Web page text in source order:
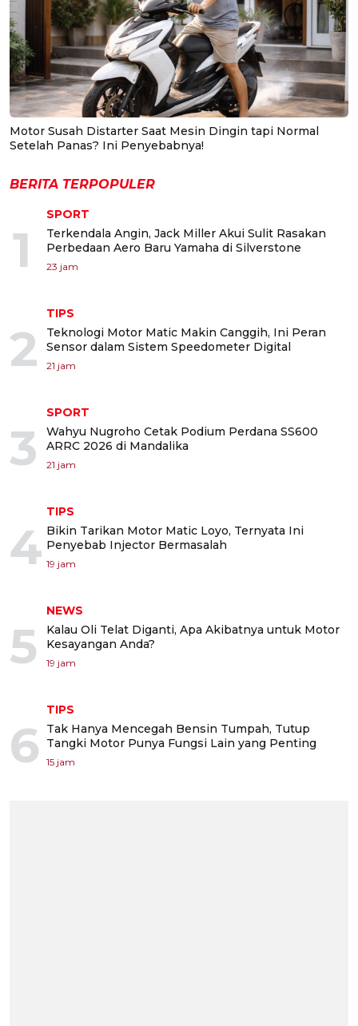
Motor Susah Distarter Saat Mesin Dingin tapi Normal
Setelah Panas? Ini Penyebabnya!
BERITA TERPOPULER
1
SPORT
Terkendala Angin, Jack Miller Akui Sulit Rasakan
Perbedaan Aero Baru Yamaha di Silverstone
23 jam
2
TIPS
Teknologi Motor Matic Makin Canggih, Ini Peran
Sensor dalam Sistem Speedometer Digital
21 jam
3
SPORT
Wahyu Nugroho Cetak Podium Perdana SS600
ARRC 2026 di Mandalika
21 jam
4
TIPS
Bikin Tarikan Motor Matic Loyo, Ternyata Ini
Penyebab Injector Bermasalah
19 jam
5
NEWS
Kalau Oli Telat Diganti, Apa Akibatnya untuk Motor
Kesayangan Anda?
19 jam
6
TIPS
Tak Hanya Mencegah Bensin Tumpah, Tutup
Tangki Motor Punya Fungsi Lain yang Penting
15 jam